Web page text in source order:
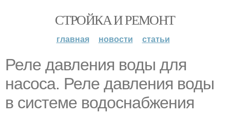
СТРОЙКА И РЕМОНТ
главная новости статьи
Реле давления воды для
насоса. Реле давления воды
в системе водоснабжения